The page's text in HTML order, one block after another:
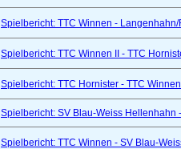
Spielbericht: TTC Winnen -
Spielbericht: TTC Winnen II - TTC
Spielbericht: TTC Hornister - TTC
Spielbericht: SV Blau-Weiss Hellenhahn
Spielbericht: TTC Winnen - SV Blau-